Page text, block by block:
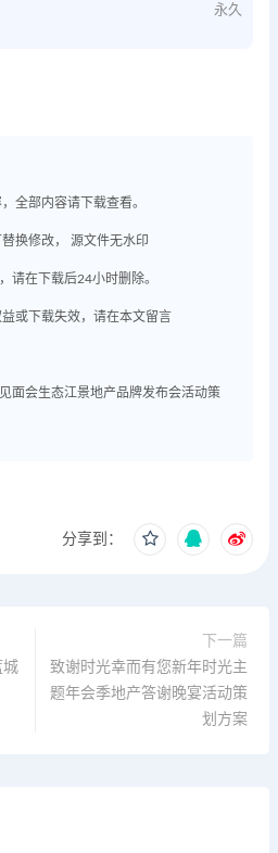
永久
全部内容请下载查看。
换修改， 源文件无水印
请在下载后24小时删除。
或下载失效，请在本文留言
面会生态江景地产品牌发布会活动策
分享到：
城
下一篇
致谢时光幸而有您新年时光主
题年会季地产答谢晚宴活动策
划方案